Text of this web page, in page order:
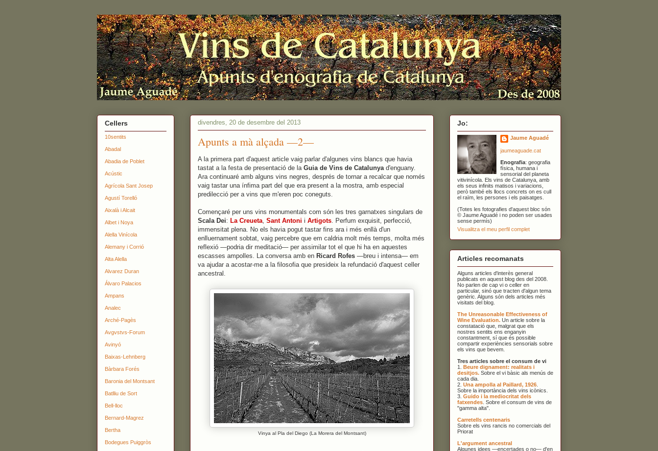
divendres, 20 de desembre del 2013
Apunts a mà alçada —2—
A la primera part d'aquest article vaig parlar d'algunes vins blancs que havia
tastat a la festa de presentació de la Guia de Vins de Catalunyad'enguany.
Ara continuaré amb alguns vins negres, després de tornar a recalcar que només
vaig tastar una ínfima part del que era present a la mostra, amb especial
predilecció per a vins que m'eren poc coneguts.
Començaré per uns vins monumentals com són les tres garnatxes singulars de
Scala Dei: La Creueta, Sant Antoni i Artigots. Perfum exquisit, perfecció,
immensitat plena. No els havia pogut tastar fins ara i més enllà d'un
enlluernament sobtat, vaig percebre que em caldria molt més temps, molta més
reflexió —podria dir meditació— per assimilar tot el que hi ha en aquestes
escasses ampolles. La conversa amb en Ricard Rofes —breu i intensa— em
va ajudar a acostar-me a la filosofia que presideix la refundació d'aquest celler
ancestral.
Vinya al Pla del Diego (La Morera del Montsant)
Cellers
10sentits
Abadal
Abadia de Poblet
Acústic
Agrícola Sant Josep
Agustí Torelló
Aixalà i Alcait
Albet i Noya
Alella Vinícola
Alemany i Corrió
Alta Alella
Alvarez Duran
Álvaro Palacios
Ampans
Analec
Arché-Pagès
Avgvstvs-Forum
Avinyó
Baixas-Lehnberg
Bàrbara Forés
Baronia del Montsant
Batlliu de Sort
Bell-lloc
Bernard-Magrez
Bertha
Bodegues Puiggròs
Jo:
Jaume Aguadé
jaumeaguade.cat
Enografia: geografia
física, humana i
sensorial del planeta
vitivinícola. Els vins de Catalunya, amb
els seus infinits matisos i variacions,
però també els llocs concrets on es cull
el raïm, les persones i els paisatges.
(Totes les fotografies d'aquest bloc són
© Jaume Aguadé i no poden ser usades
sense permís)
Visualitza el meu perfil complet
Articles recomanats
Alguns articles d'interès general
publicats en aquest blog des del 2008.
No parlen de cap vi o celler en
particular, sinó que tracten d'algun tema
genèric. Alguns són dels articles més
visitats del blog.
The Unreasonable Effectiveness of
Wine Evaluation. Un article sobre la
constatació que, malgrat que els
nostres sentits ens enganyin
constantment, sí que és possible
compartir experiències sensorials sobre
els vins que bevem.
Tres articles sobre el consum de vi
1. Beure dignament: realitats i
desitjos. Sobre el vi bàsic als menús de
cada dia.
2. Una ampolla al Paillard, 1926
Sobre la importància dels vins icònics.
3. Guido i la mediocritat dels
fatxendes . Sobre el consum de vins de
"gamma alta".
Carretells centenaris
Sobre els vins rancis no comercials del
Priorat
L'argument ancestral
Algunes idees —encertades o no— d'en